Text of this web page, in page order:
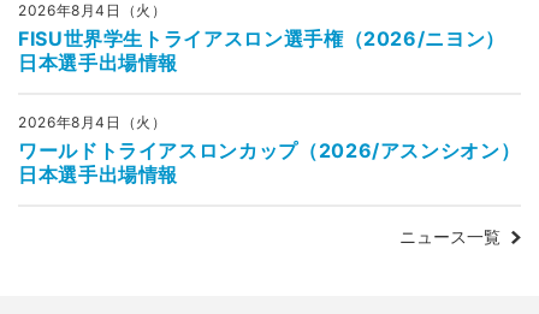
2026年8月4日（火）
FISU世界学生トライアスロン選手権（2026/ニヨン）
日本選手出場情報
2026年8月4日（火）
ワールドトライアスロンカップ（2026/アスンシオン）
日本選手出場情報
ニュース一覧